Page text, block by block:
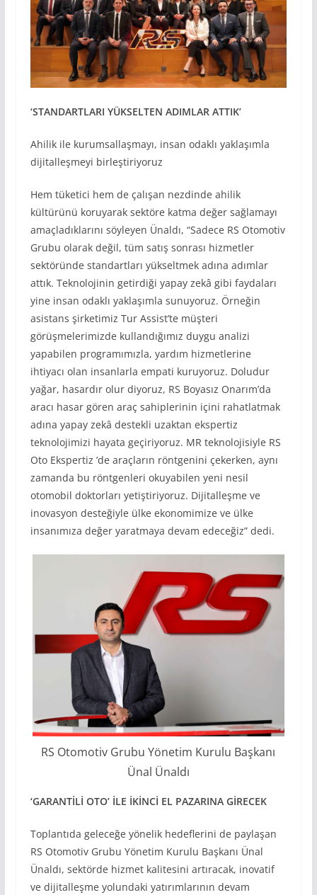
‘STANDARTLARI YÜKSELTEN ADIMLAR ATTIK’
Ahilik ile kurumsallaşmayı, insan odaklı yaklaşımla
dijitalleşmeyi birleştiriyoruz
Hem tüketici hem de çalışan nezdinde ahilik
kültürünü koruyarak sektöre katma değer sağlamayı
amaçladıklarını söyleyen Ünaldı, “Sadece RS Otomotiv
Grubu olarak değil, tüm satış sonrası hizmetler
sektöründe standartları yükseltmek adına adımlar
attık. Teknolojinin getirdiği yapay zekâ gibi faydaları
yine insan odaklı yaklaşımla sunuyoruz. Örneğin
asistans şirketimiz Tur Assist’te müşteri
görüşmelerimizde kullandığımız duygu analizi
yapabilen programımızla, yardım hizmetlerine
ihtiyacı olan insanlarla empati kuruyoruz. Doludur
yağar, hasardır olur diyoruz, RS Boyasız Onarım’da
aracı hasar gören araç sahiplerinin içini rahatlatmak
adına yapay zekâ destekli uzaktan ekspertiz
teknolojimizi hayata geçiriyoruz. MR teknolojisiyle RS
Oto Ekspertiz ’de araçların röntgenini çekerken, aynı
zamanda bu röntgenleri okuyabilen yeni nesil
otomobil doktorları yetiştiriyoruz. Dijitalleşme ve
inovasyon desteğiyle ülke ekonomimize ve ülke
insanımıza değer yaratmaya devam edeceğiz” dedi.
RS Otomotiv Grubu Yönetim Kurulu Başkanı
Ünal Ünaldı
‘GARANTİLİ OTO’ İLE İKİNCİ EL PAZARINA GİRECEK
Toplantıda geleceğe yönelik hedeflerini de paylaşan
RS Otomotiv Grubu Yönetim Kurulu Başkanı Ünal
Ünaldı, sektörde hizmet kalitesini artıracak, inovatif
ve dijitalleşme yolundaki yatırımlarının devam